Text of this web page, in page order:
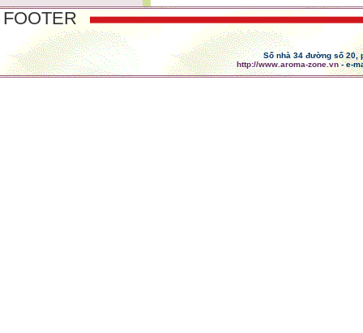
FOOTER
Số nhà 34 đường số 20,
http://www.aroma-zone.vn- e-